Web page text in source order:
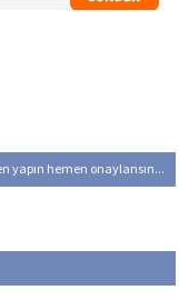
yapın hemen onaylansın...